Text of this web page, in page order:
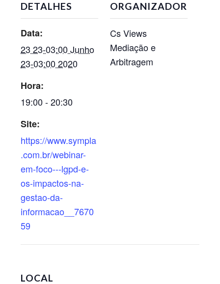
DETALHES
Data:
23 23-03:00 Junho
23-03:00 2020
Hora:
19:00 - 20:30
Site:
https://www.sympla
.com.br/webinar-
em-foco---lgpd-e-
os-impactos-na-
gestao-da-
informacao__7670
59
ORGANIZADOR
Cs Views
Mediação e
Arbitragem
LOCAL